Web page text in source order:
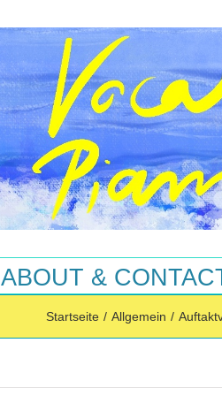
ABOUT &
Startseite / Allgemein /